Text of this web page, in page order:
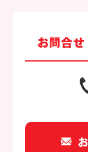
お問合せ